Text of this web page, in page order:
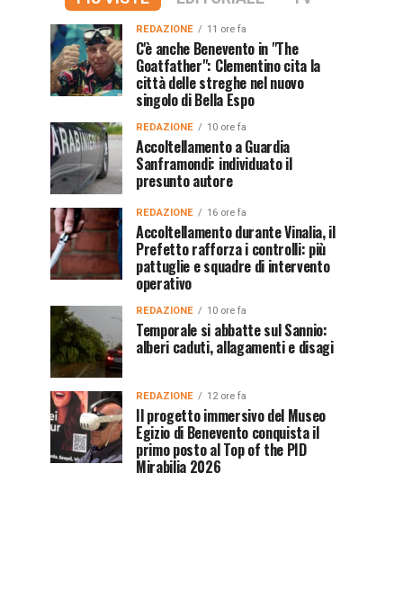
REDAZIONE 11 ore fa
C'è anche Benevento in "The
Goatfather": Clementino cita la
città delle streghe nel nuovo
singolo di Bella Espo
REDAZIONE 10 ore fa
Accoltellamento a Guardia
Sanframondi: individuato il
presunto autore
REDAZIONE 16 ore fa
Accoltellamento durante Vinalia, il
Prefetto rafforza i controlli: più
pattuglie e squadre di intervento
operativo
REDAZIONE 10 ore fa
Temporale si abbatte sul Sannio:
alberi caduti, allagamenti e disagi
REDAZIONE 12 ore fa
Il progetto immersivo del Museo
Egizio di Benevento conquista il
primo posto al Top of the PID
Mirabilia 2026